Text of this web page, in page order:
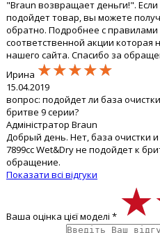
"Braun возвращает деньги!".
подойдет товар, вы можете
обратно. Подробнее с
соответственной акции которая
нашего сайта. Спасибо за
Ирина ★★★★★
★★★★★
★★★★★
15.04.2019
вопрос: подойдет ли база
бритве 9 серии?
Адміністратор Braun
Добрый день. Нет, база очистки
7899cc Wet&Dry не подойдет к
обращение.
Показати всі відгуки
Ваша оцінка цієї моделі *